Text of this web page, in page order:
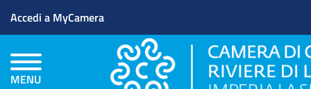
contenuto
principale
Menu profilo utente
Accedi a MyCamera
MENU